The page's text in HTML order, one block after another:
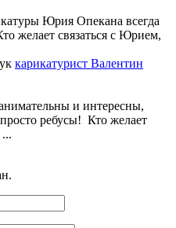
Юрия Опекана всегда
желает связаться с Юрием,
карикатурист Валентин
и интересны,
ребусы! Кто желает